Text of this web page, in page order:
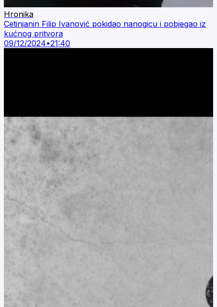
Hronika
Cetinjanin Filip Ivanović pokidao nanogicu i pobjegao iz
kućnog pritvora
09/12/2024•21:40